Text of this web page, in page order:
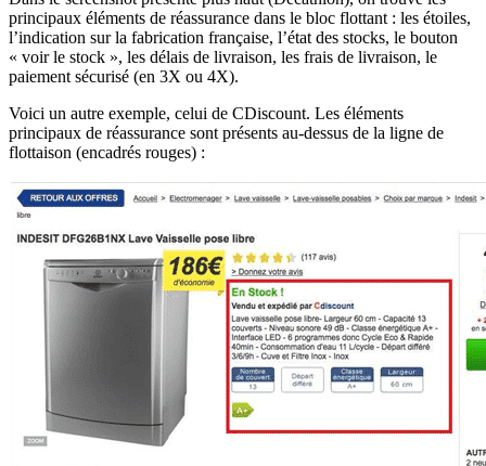
principaux éléments de réassurance dans le bloc flottant : les étoiles,
l’indication sur la fabrication française, l’état des stocks, le bouton
« voir le stock », les délais de livraison, les frais de livraison, le
paiement sécurisé (en 3X ou 4X).
Voici un autre exemple, celui de CDiscount. Les éléments
principaux de réassurance sont présents au-dessus de la ligne de
flottaison (encadrés rouges) :